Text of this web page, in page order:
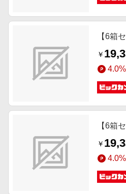
【6箱
￥
4.0%
【6箱
￥
4.0%